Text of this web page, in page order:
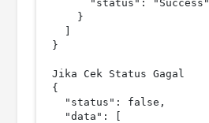
      "status": "Success"
    }
}
Jika Cek Status Gagal
{
  "status": false,
  "data": [